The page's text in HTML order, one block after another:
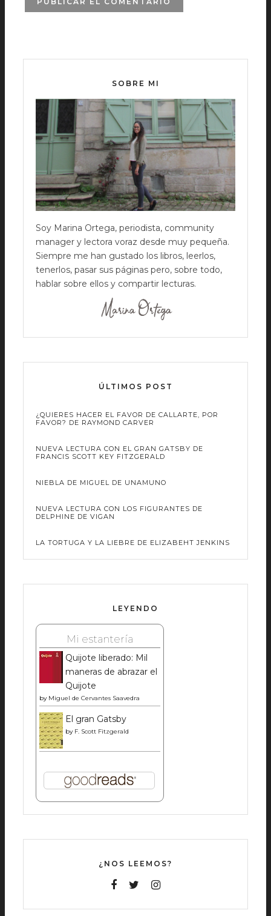
SOBRE MI
Soy Marina Ortega, periodista, community
manager y lectora voraz desde muy pequeña.
Siempre me han gustado los libros, leerlos,
tenerlos, pasar sus páginas pero, sobre todo,
hablar sobre ellos y compartir lecturas.
ÚLTIMOS POST
¿QUIERES HACER EL FAVOR DE CALLARTE, POR
FAVOR? DE RAYMOND CARVER
NUEVA LECTURA CON EL GRAN GATSBY DE
FRANCIS SCOTT KEY FITZGERALD
NIEBLA DE MIGUEL DE UNAMUNO
NUEVA LECTURA CON LOS FIGURANTES DE
DELPHINE DE VIGAN
LA TORTUGA Y LA LIEBRE DE ELIZABEHT JENKINS
LEYENDO
Mi estantería
Quijote liberado: Mil
maneras de abrazar el
Quijote
by Miguel de Cervantes Saavedra
El gran Gatsby
by F. Scott Fitzgerald
¿NOS LEEMOS?